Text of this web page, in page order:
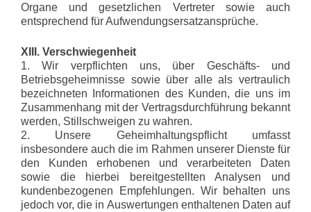
Organe und gesetzlichen Vertreter sowie auch
entsprechend für Aufwendungsersatzansprüche.
XIII. Verschwiegenheit
1. Wir verpflichten uns, über Geschäfts- und
Betriebsgeheimnisse sowie über alle als vertraulich
bezeichneten Informationen des Kunden, die uns im
Zusammenhang mit der Vertragsdurchführung bekannt
werden, Stillschweigen zu wahren.
2. Unsere Geheimhaltungspflicht umfasst
insbesondere auch die im Rahmen unserer Dienste für
den Kunden erhobenen und verarbeiteten Daten
sowie die hierbei bereitgestellten Analysen und
kundenbezogenen Empfehlungen. Wir behalten uns
jedoch vor, die in Auswertungen enthaltenen Daten auf